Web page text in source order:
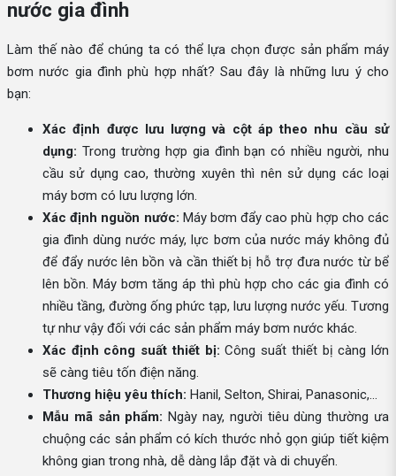
nước gia đình
Làm thế nào để chúng ta có thể lựa chọn được sản phẩm máy
bơm nước gia đình phù hợp nhất? Sau đây là những lưu ý cho
bạn:
Xác định được lưu lượng và cột áp theo nhu cầu sử
dụng: Trong trường hợp gia đình bạn có nhiều người, nhu
cầu sử dụng cao, thường xuyên thì nên sử dụng các loại
máy bơm có lưu lượng lớn.
Xác định nguồn nước: Máy bơm đẩy cao phù hợp cho các
gia đình dùng nước máy, lực bơm của nước máy không đủ
để đẩy nước lên bồn và cần thiết bị hỗ trợ đưa nước từ bể
lên bồn. Máy bơm tăng áp thì phù hợp cho các gia đình có
nhiều tầng, đường ống phức tạp, lưu lượng nước yếu. Tương
tự như vậy đối với các sản phẩm máy bơm nước khác.
Xác định công suất thiết bị: Công suất thiết bị càng lớn
sẽ càng tiêu tốn điện năng.
Thương hiệu yêu thích: Hanil, Selton, Shirai, Panasonic,...
Mẫu mã sản phẩm: Ngày nay, người tiêu dùng thường ưa
chuộng các sản phẩm có kích thước nhỏ gọn giúp tiết kiệm
không gian trong nhà, dễ dàng lắp đặt và di chuyển.